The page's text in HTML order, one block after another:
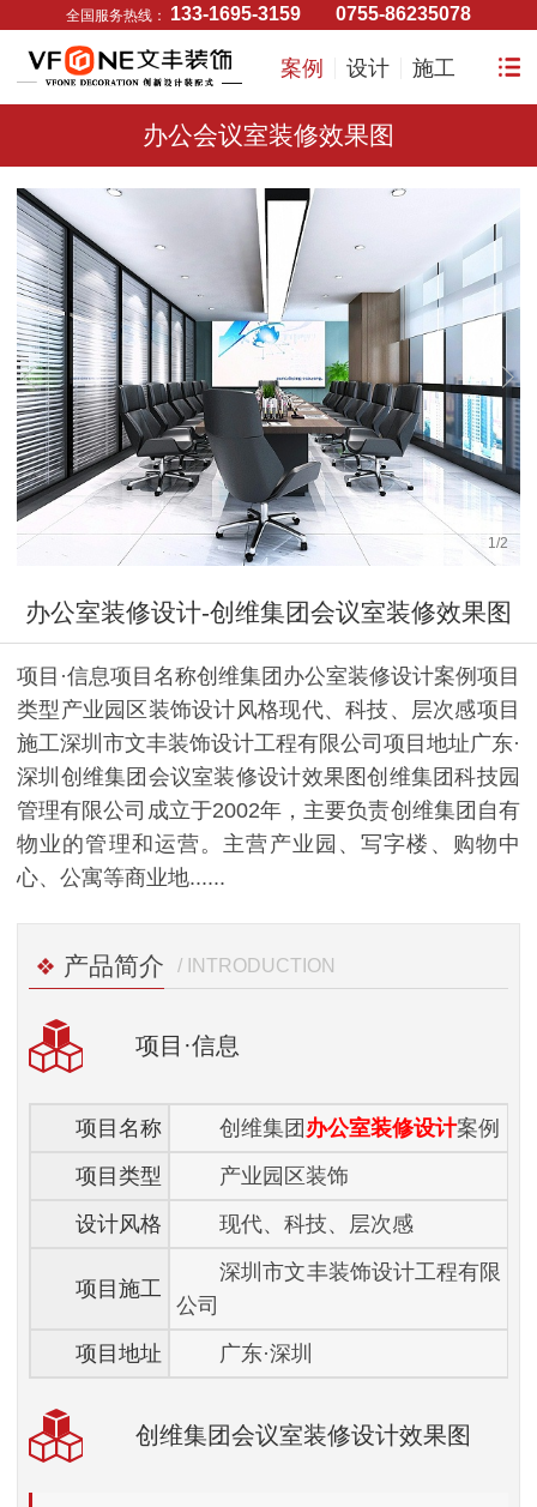
全国服务热线： 133-1695-3159 0755-86235078
案例 设计 施工
办公会议室装修效果图
1 /2
办公室装修设计-创维集团会议室装修效果图
项目·信息项目名称创维集团办公室装修设计案例项目
类型产业园区装饰设计风格现代、科技、层次感项目
施工深圳市文丰装饰设计工程有限公司项目地址广东·
深圳创维集团会议室装修设计效果图创维集团科技园
管理有限公司成立于2002年，主要负责创维集团自有
物业的管理和运营。主营产业园、写字楼、购物中
心、公寓等商业地......
产品简介 / INTRODUCTION
项目 ·信息
项目名称 创维集团 办公室装修设计案例
项目类型
产业园区装饰
设计风格
现代、科技、层次感
项目施工
深圳市文丰装饰设计工程有限
公司
项目地址
广东·深圳
创维集团会议室装修设计效果图